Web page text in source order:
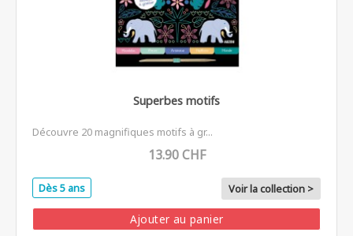
Superbes motifs
Découvre 20 magnifiques motifs à gr...
13.90 CHF
Dès 5 ans Voir la collection >
Ajouter au panier